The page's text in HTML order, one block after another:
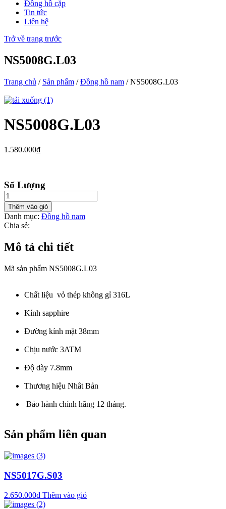
Đồng hồ cặp
Tin tức
Liên hệ
Trở về trang trước
NS5008G.L03
Trang chủ / Sản phẩm /Đồng hồ nam / NS5008G.L03
NS5008G.L03
1.580.000₫
Số Lượng
Thêm vào giỏ
Danh mục: Đồng hồ nam
Chia sẻ:
Mô tả chi tiết
Mã sản phẩm NS5008G.L03
Chất liệu vỏ thép không gỉ 316L
Kính sapphire
Đường kính mặt 38mm
Chịu nước 3ATM
Độ dày 7.8mm
Thương hiệu Nhât Bản
Bảo hành chính hãng 12 tháng.
Sản phẩm liên quan
NS5017G.S03
2.650.000₫ Thêm vào giỏ